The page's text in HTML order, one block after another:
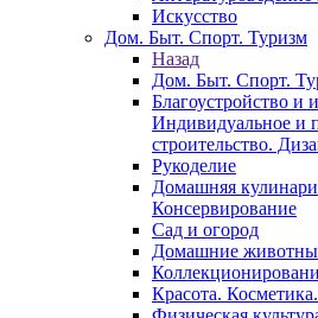
Искусство
Дом. Быт. Спорт. Туризм
Назад
Дом. Быт. Спорт.
Благоустройство и
Индивидуальное и
строительство.
Рукоделие
Домашняя
Консервирование
Сад и огород
Домашние
Красота.